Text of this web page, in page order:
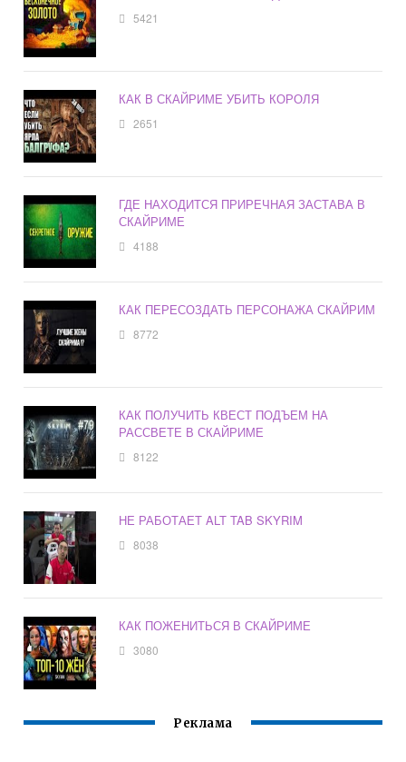
5421
КАК В СКАЙРИМЕ УБИТЬ КОРОЛЯ
2651
ГДЕ НАХОДИТСЯ ПРИРЕЧНАЯ ЗАСТАВА В
СКАЙРИМЕ
4188
КАК ПЕРЕСОЗДАТЬ ПЕРСОНАЖА СКАЙРИМ
8772
КАК ПОЛУЧИТЬ КВЕСТ ПОДЪЕМ НА
РАССВЕТЕ В СКАЙРИМЕ
8122
НЕ РАБОТАЕТ ALT TAB SKYRIM
8038
КАК ПОЖЕНИТЬСЯ В СКАЙРИМЕ
3080
Реклама